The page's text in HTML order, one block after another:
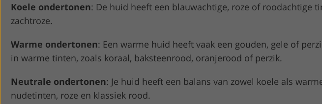
Koele ondertonen: De huid heeft een blauwachtige, roze of roodachtige
zachtroze.
Warme ondertonen: Een warme huid heeft vaak een gouden, gele of
in warme tinten, zoals koraal, baksteenrood, oranjerood of perzik.
Neutrale ondertonen: Je huid heeft een balans van zowel koele als
nudetinten, roze en klassiek rood.